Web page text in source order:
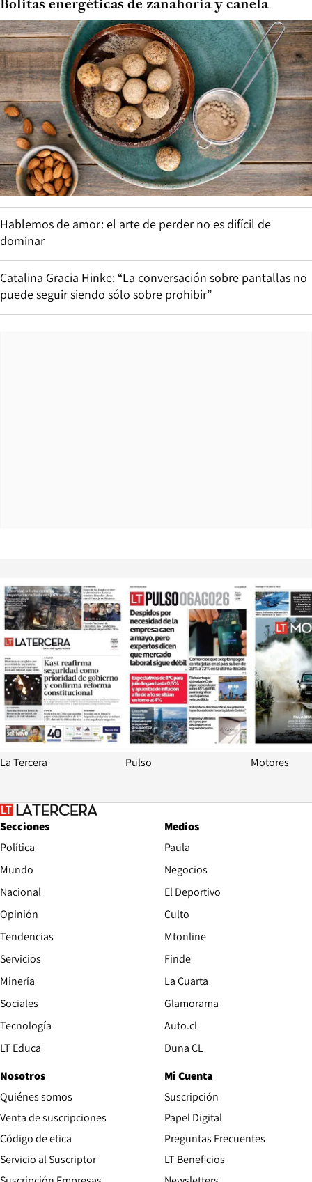
Bolitas energéticas de zanahoria y canela
Hablemos de amor: el arte de perder no es difícil de
dominar
Catalina Gracia Hinke: “La conversación sobre pantallas no
puede seguir siendo sólo sobre prohibir”
Opens in new window
La Tercera
Opens in
Pulso Motores
Secciones
Política
Mundo
Nacional
Opinión
Tendencias
Servicios
Minería
Sociales
Tecnología
LT Educa
Medios
Paula
Negocios
El Deportivo
Culto
Mtonline
Finde
La Cuarta
Glamorama
Auto.cl
Duna CL
Nosotros
Quiénes somos
Venta de suscripciones
Código de etica Opens in new window
Servicio al Suscriptor
Mi Cuenta
Suscripción
Papel Digital
Preguntas Frecuentes
LT Beneficios